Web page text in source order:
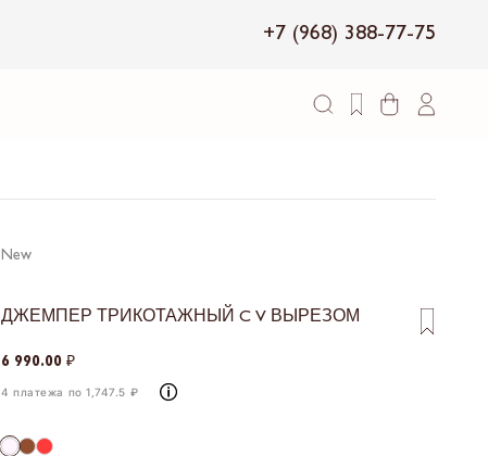
+7 (968) 388-77-75
New
ДЖЕМПЕР ТРИКОТАЖНЫЙ C V ВЫРЕЗОМ
6 990.00 ₽
4 платежа по 1,747.5 ₽